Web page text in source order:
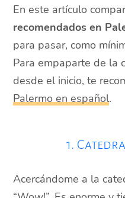
En este artículo
recomendados en
para pasar, como
Para empaparte de la
desde el inicio, te
Palermo en español.
1.
Acercándome a la